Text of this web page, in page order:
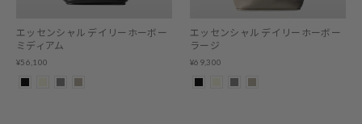
エッセンシャル デイリーホーボー
ミディアム
¥56,100
エッセンシャル デイリーホーボー
ラージ
¥69,300